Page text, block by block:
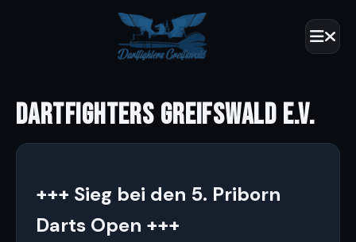
DARTFIGHTERS GREIFSWALD E.V.
+++ Sieg bei den 5. Priborn
Darts Open +++